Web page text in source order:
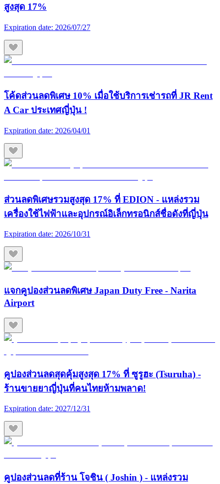
สูงสุด 17%
Expiration date: 2026/07/27
โค้ดส่วนลดพิเศษ 10% เมื่อใช้บริการเช่ารถที่ JR Rent
A Car ประเทศญี่ปุ่น !
Expiration date: 2026/04/01
ส่วนลดพิเศษรวมสูงสุด 17% ที่ EDION - แหล่งรวม
เครื่องใช้ไฟฟ้าและอุปกรณ์อิเล็กทรอนิกส์ชื่อดังที่ญี่ปุ่น
Expiration date: 2026/10/31
แจกคูปองส่วนลดพิเศษ Japan Duty Free - Narita
Airport
คูปองส่วนลดสุดคุ้มสูงสุด 17% ที่ ซูรูฮะ (Tsuruha) -
ร้านขายยาญี่ปุ่นที่คนไทยห้ามพลาด!
Expiration date: 2027/12/31
คูปองส่วนลดที่ร้าน โจชิน ( Joshin ) - แหล่งรวม